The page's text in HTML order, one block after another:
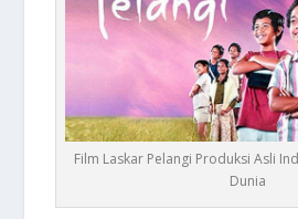
Film Laskar Pelangi Produksi Asli
Dunia